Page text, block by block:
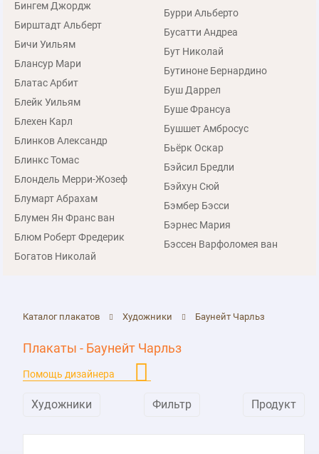
Бингем Джордж
Бирштадт Альберт
Бичи Уильям
Блансур Мари
Блатас Арбит
Блейк Уильям
Блехен Карл
Блинков Александр
Блинкс Томас
Блондель Мерри-Жозеф
Блумарт Абрахам
Блумен Ян Франс ван
Блюм Роберт Фредерик
Богатов Николай
Бурри Альберто
Бусатти Андреа
Бут Николай
Бутиноне Бернардино
Буш Даррел
Буше Франсуа
Бушшет Амбросус
Бьёрк Оскар
Бэйсил Бредли
Бэйхун Сюй
Бэмбер Бэсси
Бэрнес Мария
Бэссен Варфоломея ван
Каталог плакатов Художники Баунейт Чарльз
Плакаты - Баунейт Чарльз
Помощь дизайнера
Художники Фильтр Продукт